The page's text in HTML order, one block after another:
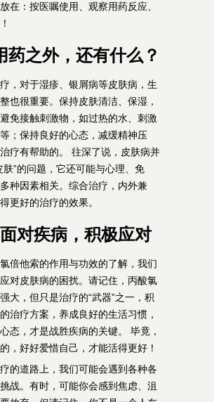
在：按医嘱使用、观察用药反应、
药之外，还有什么？
，对于湿疹、银屑病等皮肤病，生
也很重要。保持皮肤清洁、保湿，
免接触刺激物，如过热的水、刺激
；保持良好的心态，减缓精神压
疗有帮助的。 往深了说，皮肤病并
肤”的问题，它还可能与心理、免
种因素相关。综合治疗，内外兼
更好的治疗的效果。
对疾病，积极应对
倍他索的作用与功效的了解，我们
对皮肤病的困扰。请记住，丙酸氯
大，但只是治疗的“武器”之一，积
治疗方案，养成良好的生活习惯，
态，才是战胜疾病的关键。 毕竟，
，好好爱惜自己，才能活得更好！
的道路上，我们可能会遇到各种各
战。有时，可能你会感到焦虑、沮